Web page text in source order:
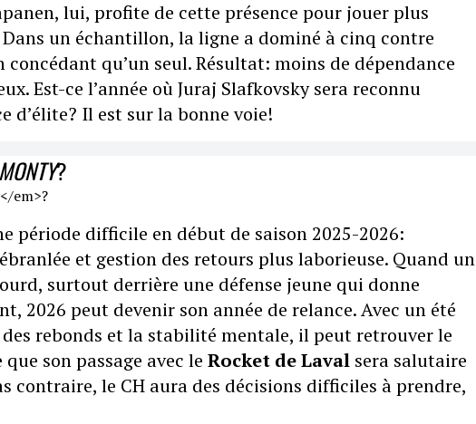
lui, profite de cette présence pour jouer plus
un échantillon, la ligne a dominé à cinq contre
qu’un seul. Résultat: moins de dépendance
Est-ce l’année où Juraj Slafkovsky sera reconnu
d’élite? Il est sur la bonne voie!
MONTY?
période difficile en début de saison 2025-2026:
et gestion des retours plus laborieuse. Quand un
surtout derrière une défense jeune qui donne
2026 peut devenir son année de relance. Avec un été
rebonds et la stabilité mentale, il peut retrouver le
son passage avec le Rocket de Laval sera salutaire
contraire, le CH aura des décisions difficiles à prendre,